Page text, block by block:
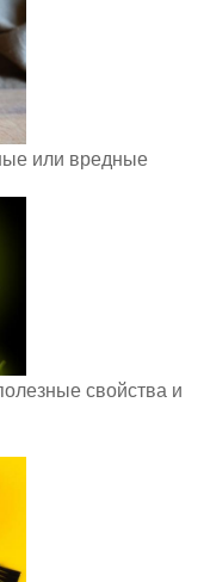
или вредные
свойства и